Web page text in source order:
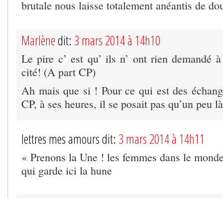
brutale nous laisse totalement anéantis de
Marlènedit: 3 mars 2014 à 14h10
Le pire c’ est qu’ ils n’ ont rien demandé
cité! (A part CP)
Ah mais que si ! Pour ce qui est des
CP, à ses heures, il se posait pas qu’un peu
lettres mes amours dit: 3 mars 2014 à 14h11
« Prenons la Une ! les femmes dans le
qui garde ici la hune